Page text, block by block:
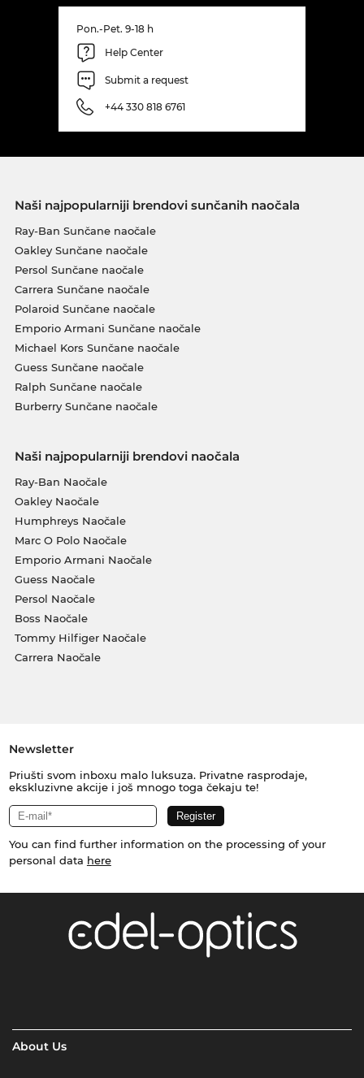
Pon.-Pet. 9-18 h
Help Center
Submit a request
+44 330 818 6761
Naši najpopularniji brendovi sunčanih naočala
Ray-Ban Sunčane naočale
Oakley Sunčane naočale
Persol Sunčane naočale
Carrera Sunčane naočale
Polaroid Sunčane naočale
Emporio Armani Sunčane naočale
Michael Kors Sunčane naočale
Guess Sunčane naočale
Ralph Sunčane naočale
Burberry Sunčane naočale
Naši najpopularniji brendovi naočala
Ray-Ban Naočale
Oakley Naočale
Humphreys Naočale
Marc O Polo Naočale
Emporio Armani Naočale
Guess Naočale
Persol Naočale
Boss Naočale
Tommy Hilfiger Naočale
Carrera Naočale
Newsletter
Priušti svom inboxu malo luksuza. Privatne rasprodaje,
ekskluzivne akcije i još mnogo toga čekaju te!
You can find further information on the processing of your
personal data here
About Us